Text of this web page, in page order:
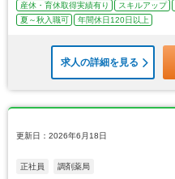
産休・育休取得実績有り
スキルアップ
夏～秋入職可
年間休日120日以上
求人の詳細を見る
更新日：2026年6月18日
正社員 調剤薬局